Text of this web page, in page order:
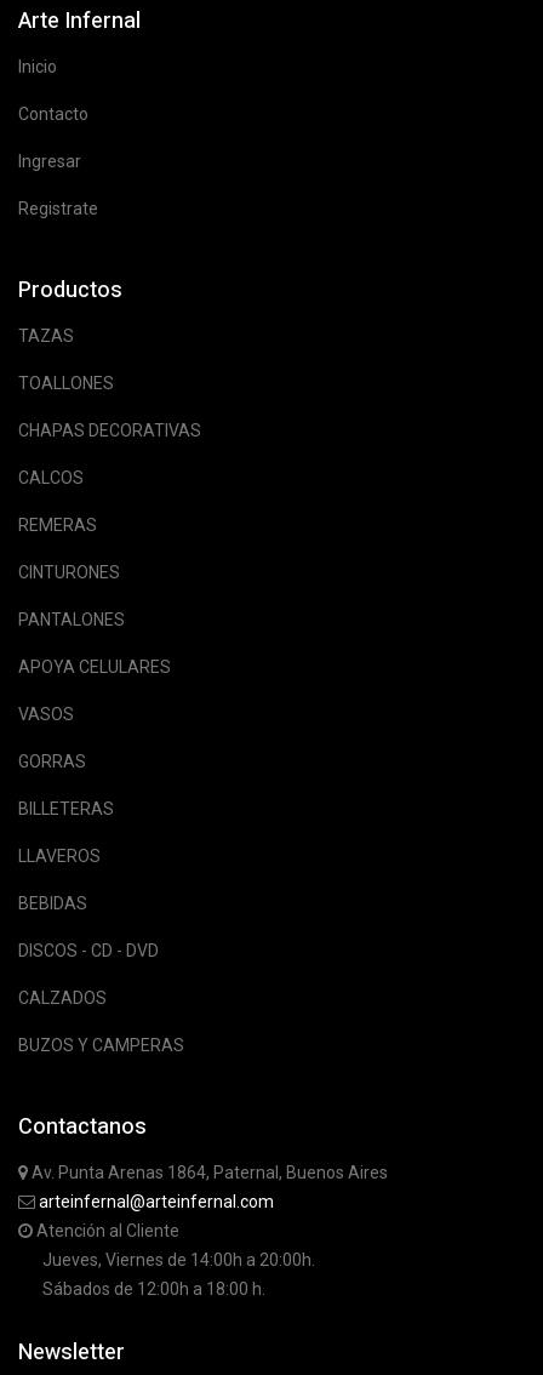
Arte Infernal
Inicio
Contacto
Ingresar
Registrate
Productos
TAZAS
TOALLONES
CHAPAS DECORATIVAS
CALCOS
REMERAS
CINTURONES
PANTALONES
APOYA CELULARES
VASOS
GORRAS
BILLETERAS
LLAVEROS
BEBIDAS
DISCOS - CD - DVD
CALZADOS
BUZOS Y CAMPERAS
Contactanos
Av. Punta Arenas 1864, Paternal, Buenos Aires
arteinfernal@arteinfernal.com
Atención al Cliente
Jueves, Viernes de 14:00h a 20:00h.
Sábados de 12:00h a 18:00 h.
Newsletter